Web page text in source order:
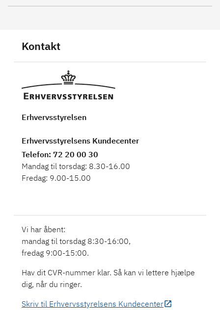
Kontakt
Erhvervsstyrelsen
Erhvervsstyrelsens Kundecenter
Telefon: 72 20 00 30
Mandag til torsdag: 8.30-16.00
Fredag: 9.00-15.00
Vi har åbent:
mandag til torsdag 8:30-16:00,
fredag 9:00-15:00.
Hav dit CVR-nummer klar. Så kan vi lettere hjælpe
dig, når du ringer.
Skriv til Erhvervsstyrelsens Kundecenter